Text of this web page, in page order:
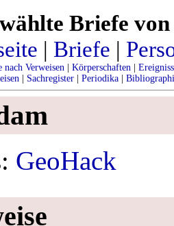
Briefe
| Briefe |
nach Verweisen | Körperschaften |
| Sachregister | Periodika |
GeoHack